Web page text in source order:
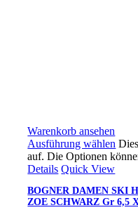
Warenkorb ansehen
Ausführung wählen
auf. Die Optionen
Details Quick View
BOGNER DAMEN SKI
ZOE SCHWARZ Gr 6,5